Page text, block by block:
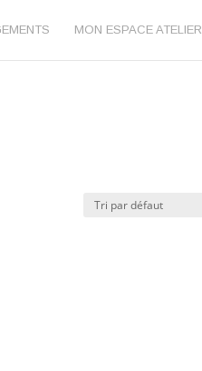
MON ESPACE ATELIER